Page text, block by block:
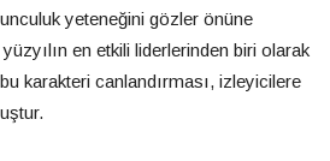
yeteneğini gözler önüne
en etkili liderlerinden biri olarak
karakteri canlandırması, izleyicilere